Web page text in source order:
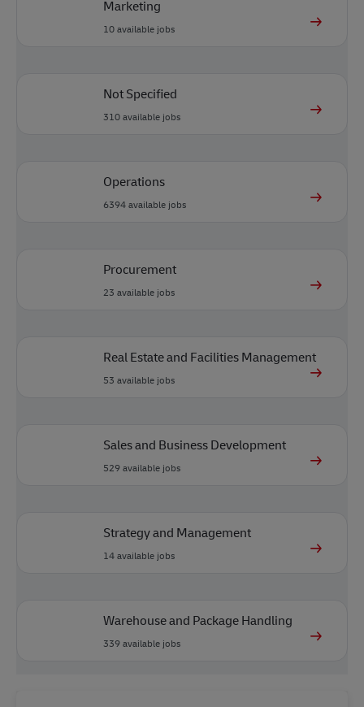
Marketing
10available jobs
Not Specified
310available jobs
Operations
6394available jobs
Procurement
23 available jobs
Real Estate and Facilities Management
53 available jobs
Sales and Business Development
529available jobs
Strategy and Management
14available jobs
Warehouse and Package Handling
339available jobs